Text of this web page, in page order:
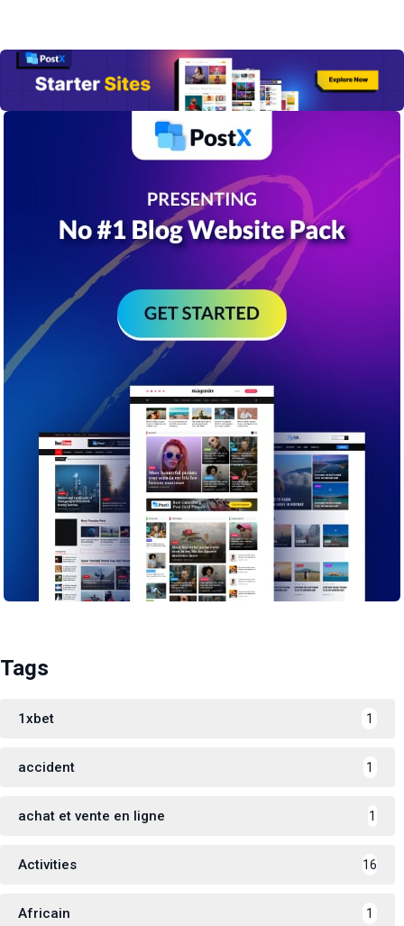
Tags
1xbet 1
accident 1
achat et vente en ligne 1
Activities 16
Africain 1